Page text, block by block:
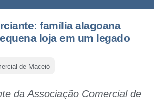
família alagoana
loja em um legado
de Maceió
da Associação Comercial de